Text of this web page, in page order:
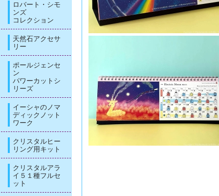
ロバート・シモ
ンズ
コレクション
天然石アクセサ
リー
ポールジェンセ
ン
パワーカットシ
リーズ
イーシャのノマ
ディックノット
ワーク
クリスタルヒー
リング用キット
クリスタルアラ
イ５１種フルセ
ット